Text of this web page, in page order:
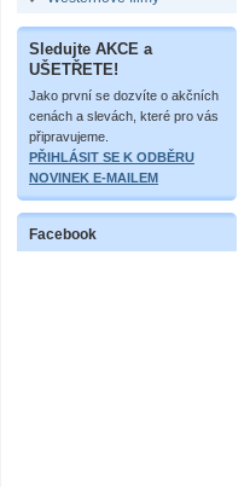
Sledujte AKCE a
UŠETŘETE!
Jako první se dozvíte o akčních
cenách a slevách, které pro vás
připravujeme.
PŘIHLÁSIT SE K ODBĚRU
NOVINEK E-MAILEM
Facebook